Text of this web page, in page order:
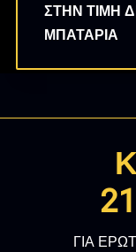
ΣΤΗΝ ΤΙΜΗ
ΜΠΑΤΑΡΙΑ
ΓΙΑ